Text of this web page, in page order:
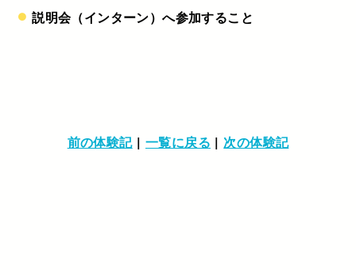
説明会（インターン）へ参加すること
前の体験記| 一覧に戻る | 次の体験記